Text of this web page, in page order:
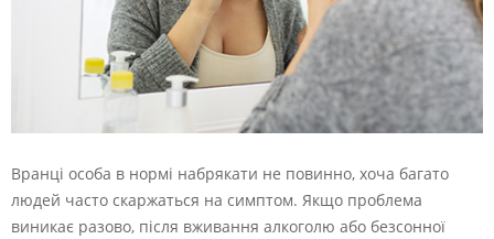
Вранці особа в нормі набрякати не повинно, хоча багато
людей часто скаржаться на симптом. Якщо проблема
виникає разово, після вживання алкоголю або безсонної